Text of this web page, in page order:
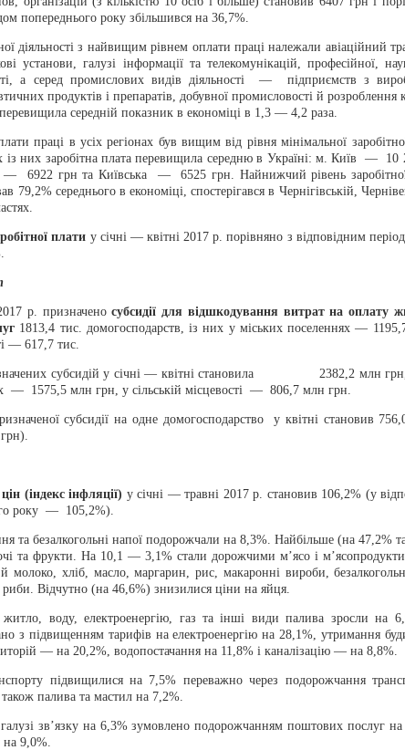
попереднього року збільшився на 36,7%.
діяльності з найвищим рівнем оплати праці належали авіаційний
установи, галузі інформації та телекомунікацій, професійної,
а серед промислових видів діяльності — підприємств з
продуктів і препаратів, добувної промисловості й розроблення
перевищила середній показник в економіці в 1,3 — 4,2 раза.
праці в усіх регіонах був вищим від рівня мінімальної
із них заробітна плата перевищила середню в Україні: м. Київ — 10
— 6922 грн та Київська — 6525 грн. Найнижчий рівень
79,2% середнього в економіці, спостерігався в Чернігівській,
плати у січні — квітні 2017 р. порівняно з відповідним
р. призначеносубсидії для відшкодування витрат на оплату
1813,4 тис. домогосподарств, із них у міських поселеннях —
— 617,7 тис.
субсидій у січні — квітні становила 2382,2 млн грн,
— 1575,5 млн грн, у сільській місцевості — 806,7 млн грн.
субсидії на одне домогосподарство у квітні становив
(індекс інфляції) у січні — травні 2017 р. становив 106,2% (у
року — 105,2%).
та безалкогольні напої подорожчали на 8,3%. Найбільше (на 47,2%
та фрукти. На 10,1 — 3,1% стали дорожчими м’ясо і
молоко, хліб, масло, маргарин, рис, макаронні вироби,
риби. Відчутно (на 46,6%) знизилися ціни на яйця.
воду, електроенергію, газ та інші види палива зросли на
з підвищенням тарифів на електроенергію на 28,1%, утримання
— на 20,2%, водопостачання на 11,8% і каналізацію — на 8,8%.
підвищилися на 7,5% переважно через подорожчання
палива та мастил на 7,2%.
зв’язку на 6,3% зумовлено подорожчанням поштових послуг на
на 9,0%.